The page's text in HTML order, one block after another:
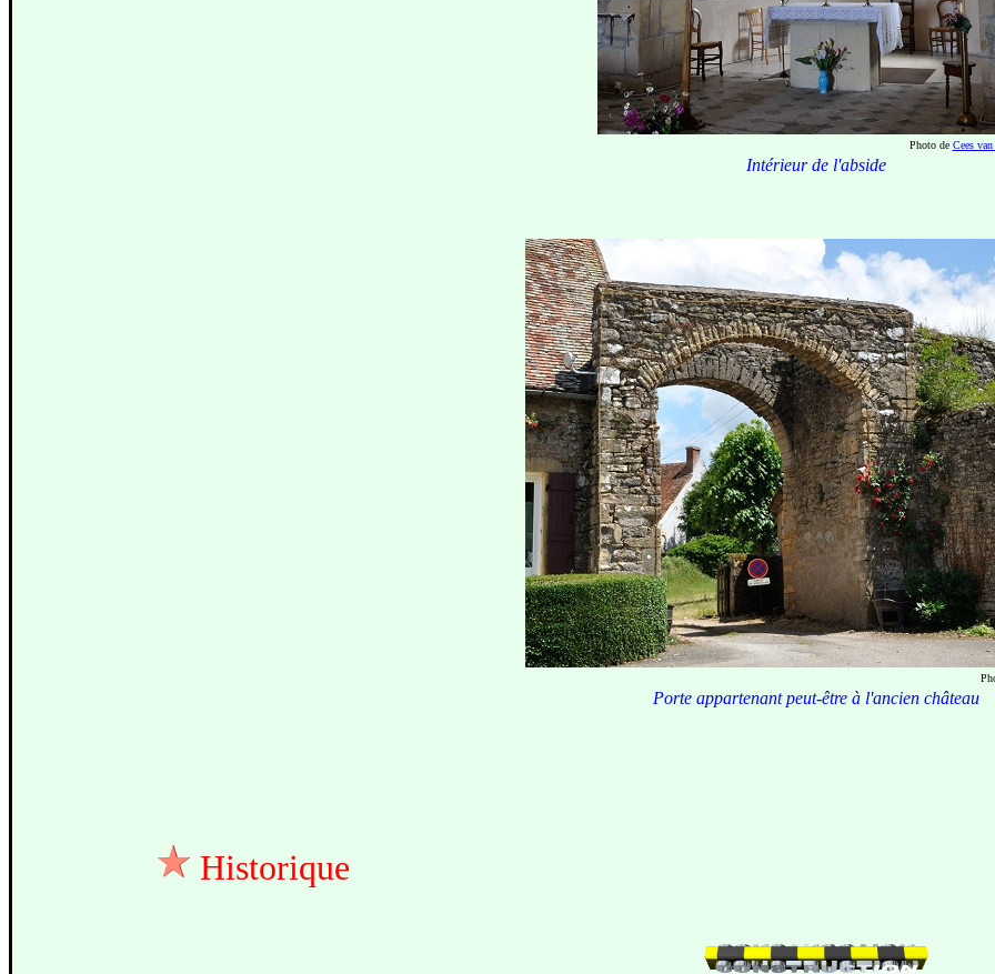
Photo de Cees
Intérieur de l'abside
Porte appartenant peut-être à l'ancien château
Historique